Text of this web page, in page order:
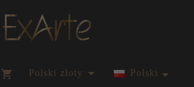
currency_h
polski złoty Polski